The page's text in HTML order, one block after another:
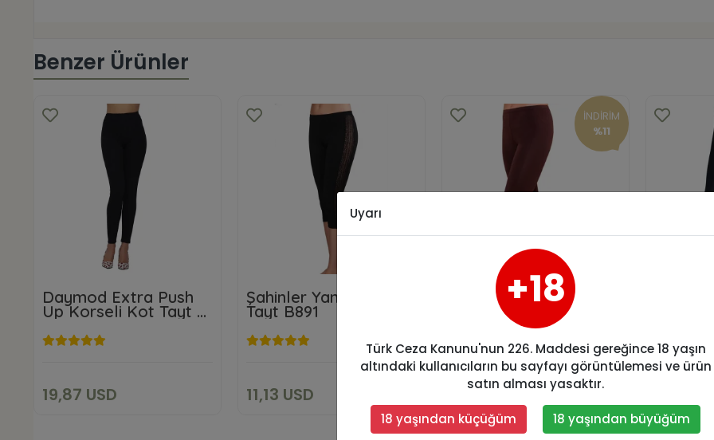
Benzer Ürünler
Daymod Extra Push
Up Korseli Kot Tayt M
Beden
19,87 USD
19,87 USD
Şahinler Yanı Dantelli
Tayt B891
11,13 USD
11,13 USD
Sepete Ekle
İNDİRİM
%11
Berrak Kadın Pullu
Taşlı Uzun Tayt 2254
BERRAK
15,43 USD
13,77 USD
13,77 USD
Sepete Ekle
Uzun
11,13 USD
Uyarı
+18
Türk Ceza Kanunu'nun 226. Maddesi gereğince 18 yaşın
altındaki kullanıcıların bu sayfayı görüntülemesi ve ürün
satın alması yasaktır.
18 yaşından küçüğüm 18 yaşından büyüğüm